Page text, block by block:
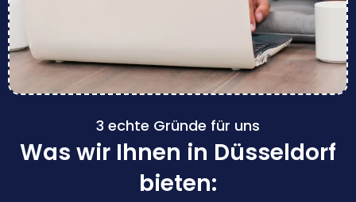
3 echte Gründe für uns
Was wir Ihnen in Düsseldorf
bieten: